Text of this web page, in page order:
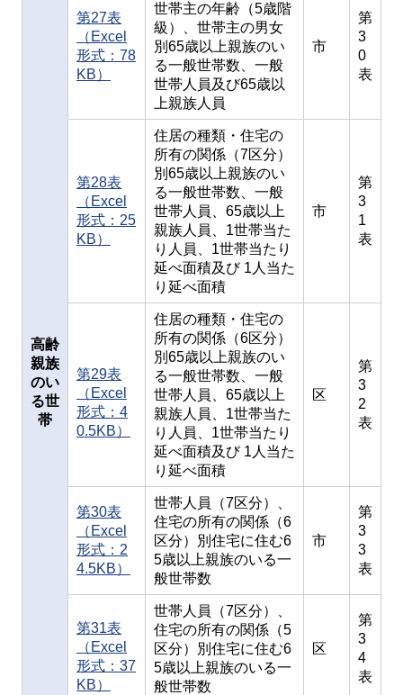
高齢
親族
のい
る世
帯
第27表
（Excel
形式：78
KB）
世帯主の年齢（5歳階
級）、世帯主の男女
別65歳以上親族のい
る一般世帯数、一般
世帯人員及び65歳以
上親族人員
市
第
3
0
表
第28表
（Excel
形式：25
KB）
住居の種類・住宅の
所有の関係（7区分）
別65歳以上親族のい
る一般世帯数、一般
世帯人員、65歳以上
親族人員、1世帯当た
り人員、1世帯当たり
延べ面積及び 1人当た
り延べ面積
市
第
3
1
表
第29表
（Excel
形式：4
0.5KB）
住居の種類・住宅の
所有の関係（6区分）
別65歳以上親族のい
る一般世帯数、一般
世帯人員、65歳以上
親族人員、1世帯当た
り人員、1世帯当たり
延べ面積及び 1人当た
り延べ面積
区
第
3
2
表
第30表
（Excel
形式：2
4.5KB）
世帯人員（7区分）、
住宅の所有の関係（6
区分）別住宅に住む6
5歳以上親族のいる一
般世帯数
市
第
3
3
表
第31表
（Excel
形式：37
KB）
世帯人員（7区分）、
住宅の所有の関係（5
区分）別住宅に住む6
5歳以上親族のいる一
般世帯数
区
第
3
4
表